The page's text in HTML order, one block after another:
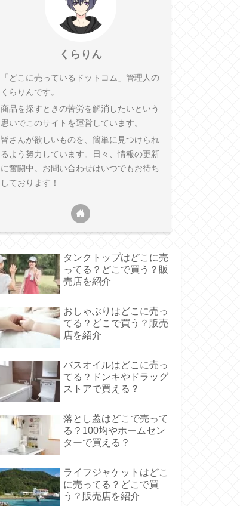
くらりん
「どこに売っているドットコム」管理人の
くらりんです。
商品を探すときの苦労を解消したいという
思いでこのサイトを運営しています。
皆さんが欲しいものを、簡単に見つけられ
るよう努力しています。日々、情報の更新
に奮闘中。お問い合わせはいつでもお待ち
しております！
タンクトップはどこに売
ってる？どこで買う？販
売店を紹介
おしゃぶりはどこに売っ
てる？どこで買う？販売
店を紹介
バスオイルはどこに売っ
てる？ドンキやドラッグ
ストアで買える？
落とし蓋はどこで売って
る？100均やホームセン
ターで買える？
ライフジャケットはどこ
に売ってる？どこで買
う？販売店を紹介